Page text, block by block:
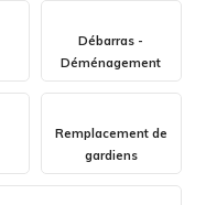
Débarras -
Déménagement
Remplacement de
gardiens